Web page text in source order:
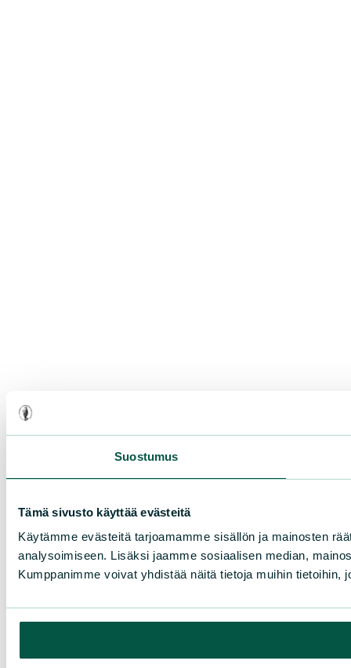
Suostumus
Tämä sivusto käyttää evästeitä
Käytämme evästeitä tarjoamamme sisällön ja mainosten
analysoimiseen. Lisäksi jaamme sosiaalisen median,
Kumppanimme voivat yhdistää näitä tietoja muihin tietoihin,